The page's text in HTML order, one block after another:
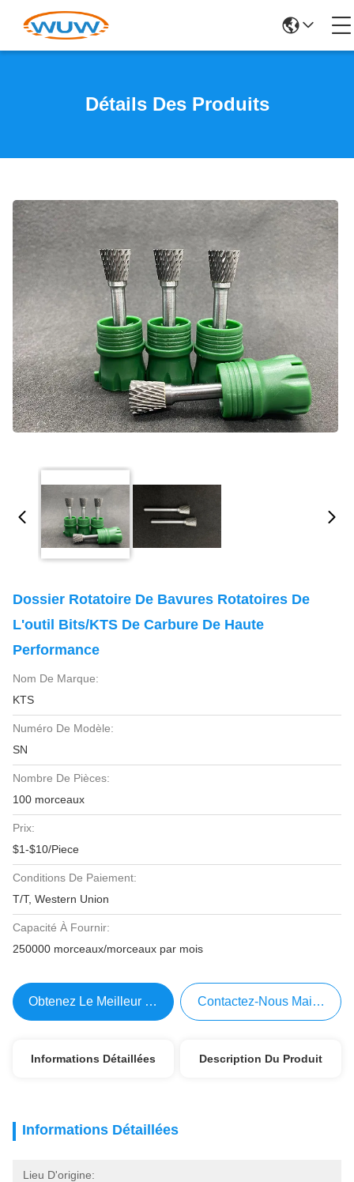
Détails Des Produits
Dossier Rotatoire De Bavures Rotatoires De
L'outil Bits/KTS De Carbure De Haute
Performance
Nom De Marque:
KTS
Numéro De Modèle:
SN
Nombre De Pièces:
100 morceaux
Prix:
$1-$10/Piece
Conditions De Paiement:
T/T, Western Union
Capacité À Fournir:
250000 morceaux/morceaux par mois
Obtenez Le Meilleur Prix Contactez-Nous Maintenant
Informations Détaillées Description Du Produit
Informations Détaillées
Lieu D'origine: